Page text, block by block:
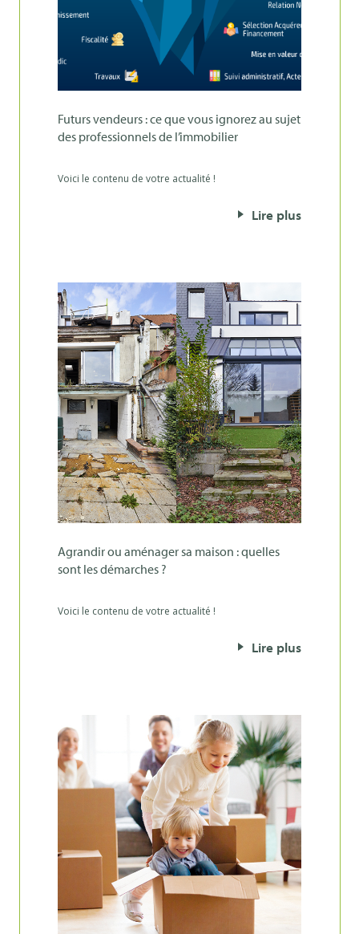
futurs vendeurs : ce que vous ignorez au sujet
des professionnels de l’immobilier
Voici le contenu de votre actualité !
Lire plus
agrandir ou aménager sa maison : quelles
sont les démarches ?
Voici le contenu de votre actualité !
Lire plus